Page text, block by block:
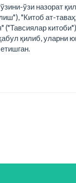
ўзи назорат
"Китоб ат-
("Тавсиялар
қилиб, уларни